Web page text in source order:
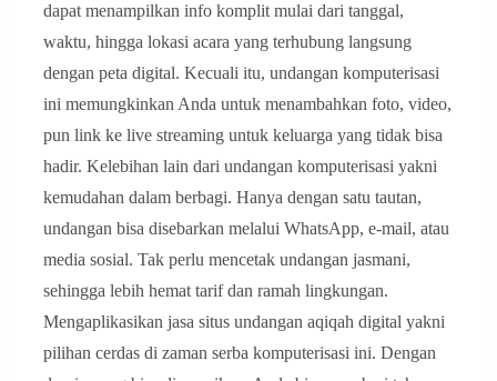
dapat menampilkan info komplit mulai dari tanggal,
waktu, hingga lokasi acara yang terhubung langsung
dengan peta digital. Kecuali itu, undangan komputerisasi
ini memungkinkan Anda untuk menambahkan foto, video,
pun link ke live streaming untuk keluarga yang tidak bisa
hadir. Kelebihan lain dari undangan komputerisasi yakni
kemudahan dalam berbagi. Hanya dengan satu tautan,
undangan bisa disebarkan melalui WhatsApp, e-mail, atau
media sosial. Tak perlu mencetak undangan jasmani,
sehingga lebih hemat tarif dan ramah lingkungan.
Mengaplikasikan jasa situs undangan aqiqah digital yakni
pilihan cerdas di zaman serba komputerisasi ini. Dengan